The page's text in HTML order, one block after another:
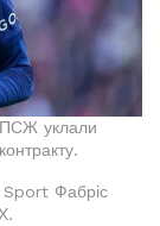
ПСЖ уклали
Sport Фабріс